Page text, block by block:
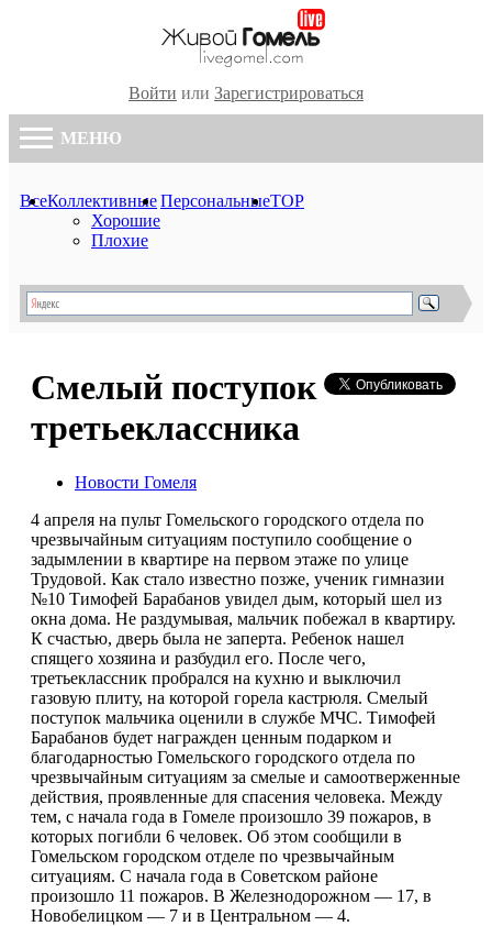
Войти или Зарегистрироваться
МЕНЮ
ВсеКоллективные
Хорошие
Плохие
ПерсональныеTOP
Смелый поступок
третьеклассника
Новости Гомеля
4 апреля на пульт Гомельского городского отдела по
чрезвычайным ситуациям поступило сообщение о
задымлении в квартире на первом этаже по улице
Трудовой. Как стало известно позже, ученик гимназии
№10 Тимофей Барабанов увидел дым, который шел из
окна дома. Не раздумывая, мальчик побежал в квартиру.
К счастью, дверь была не заперта. Ребенок нашел
спящего хозяина и разбудил его. После чего,
третьеклассник пробрался на кухню и выключил
газовую плиту, на которой горела кастрюля. Смелый
поступок мальчика оценили в службе МЧС. Тимофей
Барабанов будет награжден ценным подарком и
благодарностью Гомельского городского отдела по
чрезвычайным ситуациям за смелые и самоотверженные
действия, проявленные для спасения человека. Между
тем, с начала года в Гомеле произошло 39 пожаров, в
которых погибли 6 человек. Об этом сообщили в
Гомельском городском отделе по чрезвычайным
ситуациям. С начала года в Советском районе
произошло 11 пожаров. В Железнодорожном — 17, в
Новобелицком — 7 и в Центральном — 4.